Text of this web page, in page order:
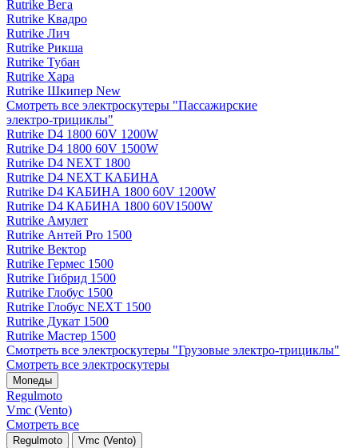
Rutrike Вега
Rutrike Квадро
Rutrike Лич
Rutrike Рикша
Rutrike Тубан
Rutrike Хара
Rutrike Шкипер New
Смотреть все электро­скутеры "Пассажирские
электро‑трициклы"
Rutrike D4 1800 60V 1200W
Rutrike D4 1800 60V 1500W
Rutrike D4 NEXT 1800
Rutrike D4 NEXT КАБИНА
Rutrike D4 КАБИНА 1800 60V 1200W
Rutrike D4 КАБИНА 1800 60V1500W
Rutrike Амулет
Rutrike Антей Pro 1500
Rutrike Вектор
Rutrike Гермес 1500
Rutrike Гибрид 1500
Rutrike Глобус 1500
Rutrike Глобус NEXT 1500
Rutrike Дукат 1500
Rutrike Мастер 1500
Смотреть все электро­скутеры "Грузовые электро‑трициклы"
Смотреть все электро­скутеры
Мопеды
Regulmoto
Vmc (Vento)
Смотреть все
Regulmoto Vmc (Vento)